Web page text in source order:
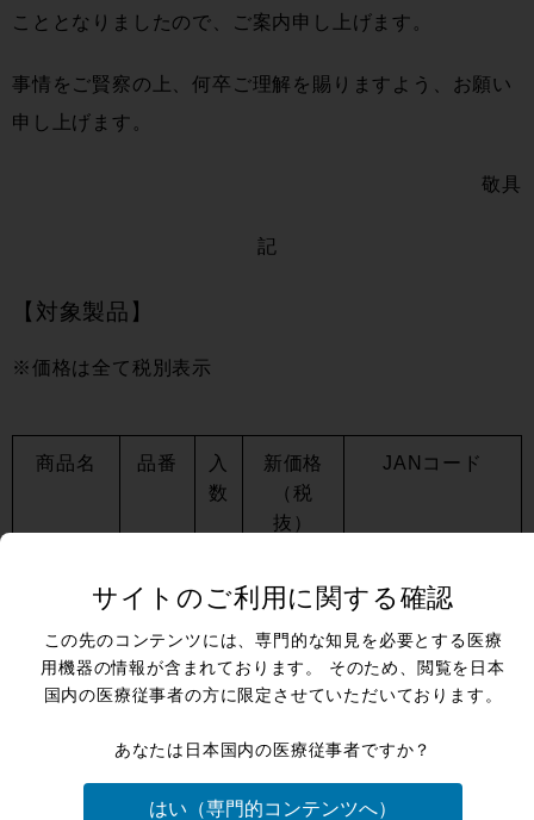
こととなりましたので、ご案内申し上げます。
事情をご賢察の上、何卒ご理解を賜りますよう、お願い
申し上げます。
敬具
記
【対象製品】
※価格は全て税別表示
商品名 品番
入
数
新価格
（税
抜）
JANコード
準ハンド
ピースM
シリーズ
HP1-
M
JXB-
M
サイトのご利用に関する確認
この先のコンテンツには、専門的な知見を必要とする医療
用機器の情報が含まれております。 そのため、閲覧を日本
国内の医療従事者の方に限定させていただいております。
あなたは日本国内の医療従事者ですか？
はい（専門的コンテンツへ）